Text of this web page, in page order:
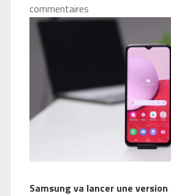
commentaires
Samsung va lancer une version